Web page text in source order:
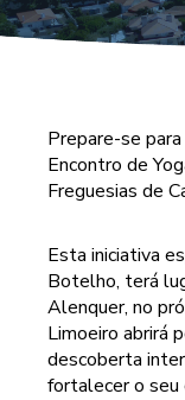
Prepare-se
Encontro de
Freguesias de
Esta iniciativa
Botelho, terá
Alenquer, no
Limoeiro abrirá
descoberta
fortalecer o seu